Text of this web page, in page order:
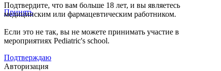
Принять
Подтвердите, что вам больше 18 лет, и вы являетесь
медицинским или фармацевтическим работником.
Если это не так, вы не можете принимать участие в
мероприятиях Pediatric's school.
Подтверждаю
Авторизация